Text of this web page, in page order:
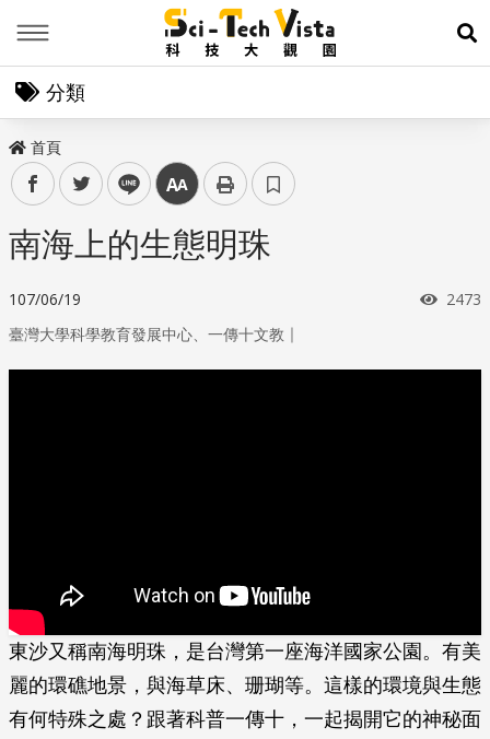
展
分類
首頁
facebooktwitter line 中
南海上的生態明珠
107/06/19 瀏覽
2473
臺灣大學科學教育發展中心、一傳十文教 ｜
東沙又稱南海明珠，是台灣第一座海洋國家公園。有美
麗的環礁地景，與海草床、珊瑚等。這樣的環境與生態
有何特殊之處？跟著科普一傳十，一起揭開它的神秘面